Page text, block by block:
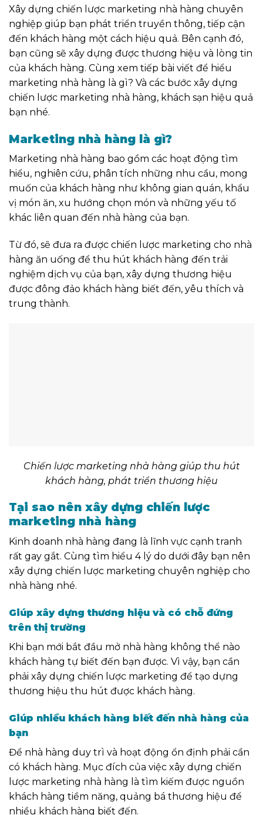
Xây dựng chiến lược marketing nhà hàng chuyên
nghiệp giúp bạn phát triển truyền thông, tiếp cận
đến khách hàng một cách hiệu quả. Bên cạnh đó,
bạn cũng sẽ xây dựng được thương hiệu và lòng tin
của khách hàng. Cùng xem tiếp bài viết để hiểu
marketing nhà hàng là gì? Và các bước xây dựng
chiến lược marketing nhà hàng, khách sạn hiệu quả
bạn nhé.
Marketing nhà hàng là gì?
Marketing nhà hàng bao gồm các hoạt động tìm
hiểu, nghiên cứu, phân tích những nhu cầu, mong
muốn của khách hàng như không gian quán, khẩu
vị món ăn, xu hướng chọn món và những yếu tố
khác liên quan đến nhà hàng của bạn.
Từ đó, sẽ đưa ra được chiến lược marketing cho nhà
hàng ăn uống để thu hút khách hàng đến trải
nghiệm dịch vụ của bạn, xây dựng thương hiệu
được đông đảo khách hàng biết đến, yêu thích và
trung thành.
Chiến lược marketing nhà hàng giúp thu hút
khách hàng, phát triển thương hiệu
Tại sao nên xây dựng chiến lược
marketing nhà hàng
Kinh doanh nhà hàng đang là lĩnh vực cạnh tranh
rất gay gắt. Cùng tìm hiểu 4 lý do dưới đây bạn nên
xây dựng chiến lược marketing chuyên nghiệp cho
nhà hàng nhé.
Giúp xây dựng thương hiệu và có chỗ đứng
trên thị trường
Khi bạn mới bắt đầu mở nhà hàng không thể nào
khách hàng tự biết đến bạn được. Vì vậy, bạn cần
phải xây dựng chiến lược marketing để tạo dựng
thương hiệu thu hút được khách hàng.
Giúp nhiều khách hàng biết đến nhà hàng của
bạn
Để nhà hàng duy trì và hoạt động ổn định phải cần
có khách hàng. Mục đích của việc xây dựng chiến
lược marketing nhà hàng là tìm kiếm được nguồn
khách hàng tiềm năng, quảng bá thương hiệu để
nhiều khách hàng biết đến.